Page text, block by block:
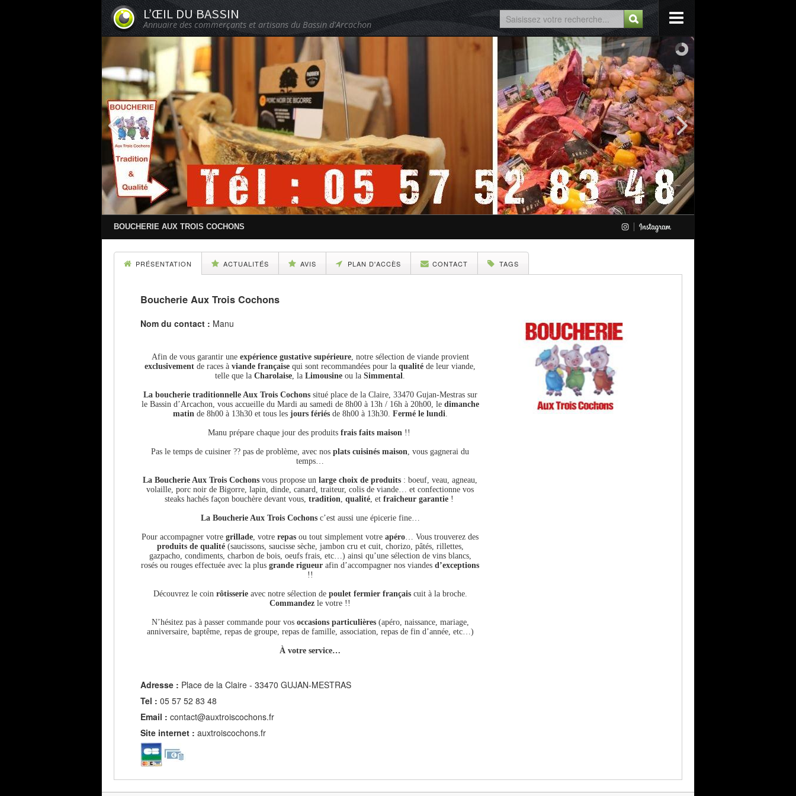
L’ŒIL DU BASSIN
Annuaire des commerçants et artisans du Bassin d'Arcachon
BOUCHERIE AUX TROIS COCHONS
PRÉSENTATION ACTUALITÉS AVIS PLAN D'ACCÈS CONTACT TAGS
Boucherie Aux Trois Cochons
Nom du contact : Manu
Afin de vous garantir une expérience gustative supérieure, notre sélection de viande provient
exclusivement de races àviande française qui sont recommandées pour laqualité de leur viande,
telle que laCharolaise, laLimousine ou laSimmental.
La boucherie traditionnelle Aux Trois Cochonssitué place de la Claire, 33470 Gujan-Mestras sur
le Bassin d’Arcachon, vous accueille du Mardi au samedi de 8h00 à 13h / 16h à 20h00, le dimanche
matinde 8h00 à 13h30 et tous les jours fériésde 8h00 à 13h30. Fermé le lundi.
Manu prépare chaque jour des produits frais faits maison!!
Pas le temps de cuisiner ?? pas de problème, avec nosplats cuisinés maison, vous gagnerai du
temps…
La Boucherie Aux Trois Cochons vous propose unlarge choix de produits : boeuf, veau, agneau,
volaille, porc noir de Bigorre, lapin, dinde, canard, traiteur, colis de viande… et confectionne vos
steaks hachés façon bouchère devant vous, tradition, qualité, et fraîcheur garantie!
La Boucherie Aux Trois Cochonsc’est aussi une épicerie fine…
Pour accompagner votregrillade, votrerepas ou tout simplement votreapéro… Vous trouverez des
produits de qualité(saucissons, saucisse sèche, jambon cru et cuit, chorizo, pâtés, rillettes,
gazpacho, condiments, charbon de bois, oeufs frais, etc…) ainsi qu’une sélection de vins blancs,
rosés ou rouges effectuée avec la plusgrande rigueur afin d’accompagner nos viandesd’exceptions
!!
Découvrez le coin rôtisserieavec notre sélection de poulet fermier françaiscuit à la broche.
Commandez le votre !!
N’hésitez pas à passer commande pour vos occasions particulières(apéro, naissance, mariage,
anniversaire, baptême, repas de groupe, repas de famille, association, repas de fin d’année, etc…)
À votre service…
Adresse : Place de la Claire - 33470 GUJAN-MESTRAS
Tel : 05 57 52 83 48
Email : contact@auxtroiscochons.fr
Site internet : auxtroiscochons.fr